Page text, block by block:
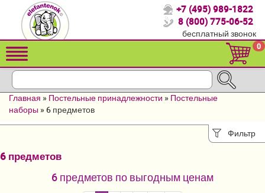
Спасибо, что выбрали нас!
Распродажа!
Детские коляски
Кроватки для новорожденных
Конверты, муфты
Детский транспорт
+7 (495) 989-1822
8 (800) 775-06-52
бесплатный звонок
0
Главная » Постельные принадлежности » Постельные
наборы »6 предметов
Фильтр
6 предметов
6 предметов по выгодным ценам